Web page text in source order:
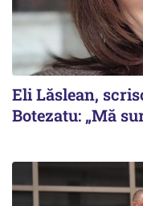
Eli Lăslean,
Botezatu: „Mă